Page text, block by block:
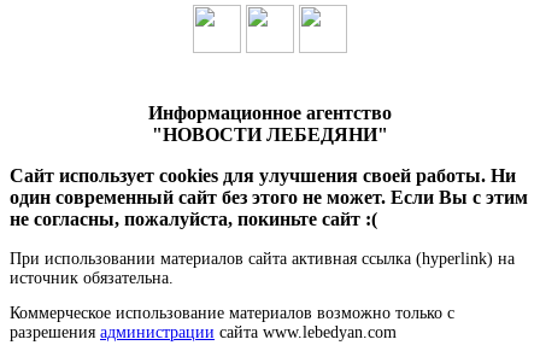
Информационное агентство
"НОВОСТИ ЛЕБЕДЯНИ"
Сайт использует cookies для улучшения своей работы. Ни
один современный сайт без этого не может. Если Вы с этим
не согласны, пожалуйста, покиньте сайт :(
При использовании материалов сайта активная ссылка (hyperlink) на
источник обязательна.
Коммерческое использование материалов возможно только с
разрешения администрации сайта www.lebedyan.com